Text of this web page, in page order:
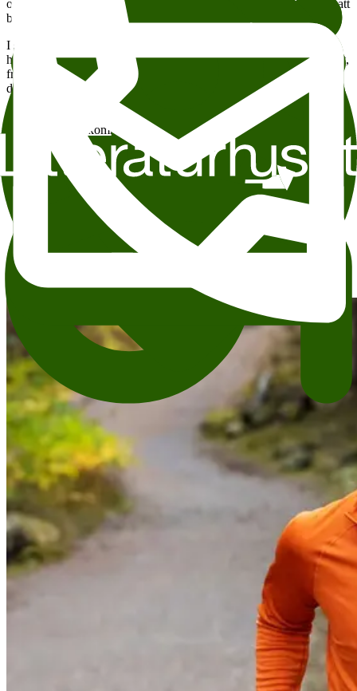
opphavet til en mengde lover, oppfinnelser og nyvinninger vi fortsatt
bruker i dag.
I sin nye bok
har Helgerud samlet alt han har latt seg fascinere av ved Romerriket,
fra parfyme av gladiatorsvette til den skallede keiseren som gjorde
det forbudt å se på ham ovenfra.
Denne søndagen gjester han Litteraturhuset med årets morsomste
historietime. Velkommen tilbake til Romerriket!
Legg til i kalender Kopier lenke Om tilgjengelighet
Tema:
Saklig søndag
Andre anbefalte arrangementer